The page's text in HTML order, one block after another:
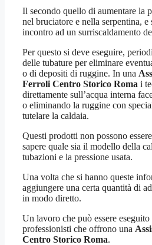
Il secondo quello di aumentare la
nel bruciatore e nella serpentina, e
incontro ad un surriscaldamento
Per questo si deve eseguire,
delle tubature per eliminare
o di depositi di ruggine. In una
Ferroli Centro Storico Roma i
direttamente sull’acqua interna
o eliminando la ruggine con
tutelare la caldaia.
Questi prodotti non possono
sapere quale sia il modello della
tubazioni e la pressione usata.
Una volta che si hanno queste
aggiungere una certa quantità di
in modo diretto.
Un lavoro che può essere
professionisti che offrono una
Centro Storico Roma.